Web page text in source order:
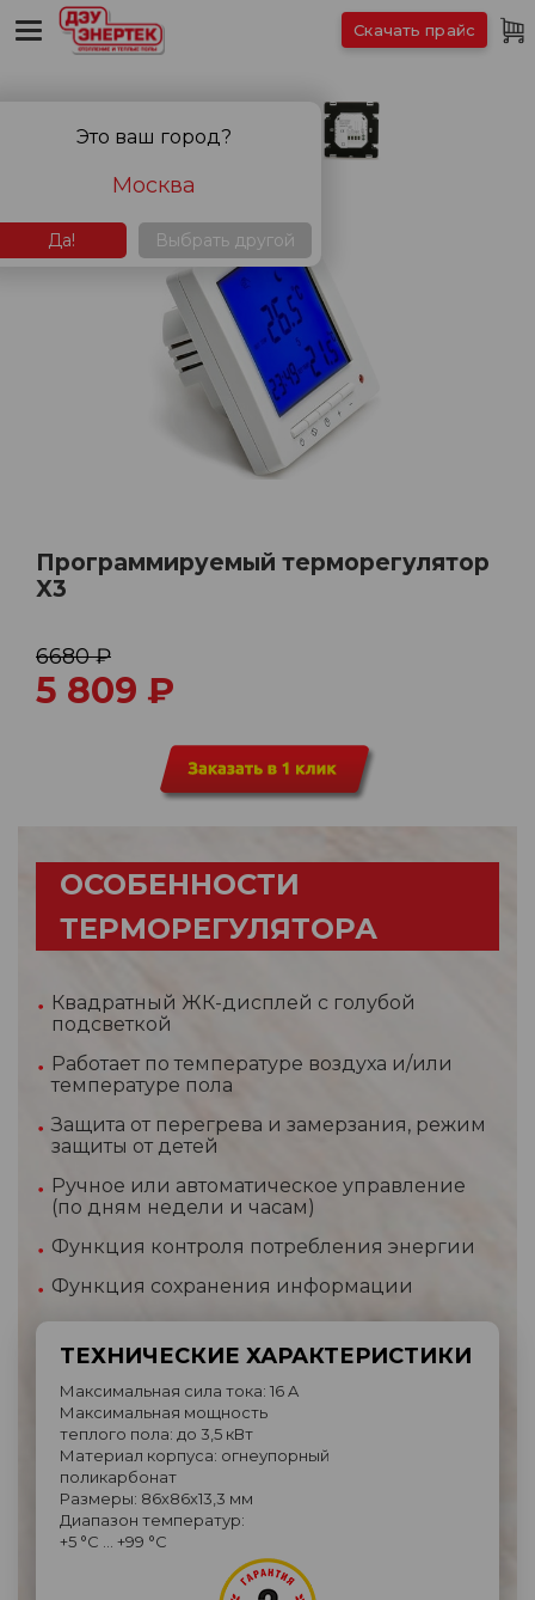
Программируемый терморегулятор
X3
6680 ₽
5 809 ₽
ОСОБЕННОСТИ
ТЕРМОРЕГУЛЯТОРА
Квадратный ЖК-дисплей с голубой
подсветкой
Работает по температуре воздуха и/или
температуре пола
Защита от перегрева и замерзания, режим
защиты от детей
Ручное или автоматическое управление
(по дням недели и часам)
Функция контроля потребления энергии
Функция сохранения информации
ТЕХНИЧЕСКИЕ ХАРАКТЕРИСТИКИ
Максимальная сила тока: 16 A
Максимальная мощность
теплого пола: до 3,5 кВт
Материал корпуса: огнеупорный
поликарбонат
Размеры: 86х86х13,3 мм
Диапазон температур:
+5 °C … +99 °C
Скачать прайс
Это ваш город?
Москва
Да! Выбрать другой